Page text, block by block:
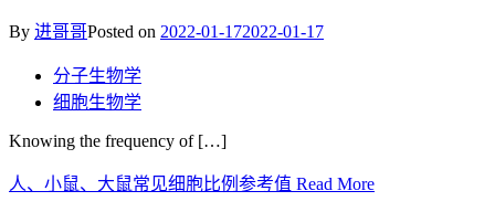
By 进哥哥Posted on 2022-01-172022-01-17
分子生物学
细胞生物学
Knowing the frequency of […]
人、小鼠、大鼠常见细胞比例参考值 Read More